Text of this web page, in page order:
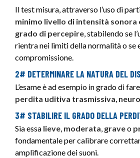
Il test misura, attraverso l’uso di
minimo livello di intensità sonora
grado di percepire, stabilendo se
rientra nei limiti della normalità o se
compromissione.
2# DETERMINARE LA NATURA DEL
L’esame è ad esempio in grado di
perdita uditiva trasmissiva,
3# STABILIRE IL GRADO DELLA
Sia essa lieve, moderata, graveo
fondamentale per calibrare
amplificazione dei suoni.